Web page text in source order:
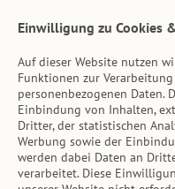
Inhalt
Tierarzt-Suche
Hinweise
Einwilligung zu Cookies
Auf dieser Website nutzen
Funktionen zur
personenbezogenen Daten.
Einbindung von Inhalten,
Dritter, der statistischen
Werbung sowie der
werden dabei Daten an
verarbeitet. Diese